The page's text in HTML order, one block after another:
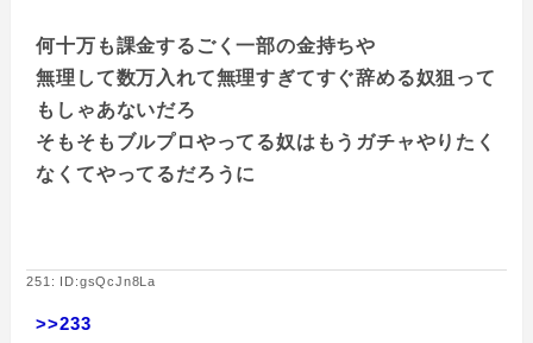
何十万も課金するごく一部の金持ちや
無理して数万入れて無理すぎてすぐ辞める奴狙って
もしゃあないだろ
そもそもブルプロやってる奴はもうガチャやりたく
なくてやってるだろうに
251: ID:gsQcJn8La
>>233